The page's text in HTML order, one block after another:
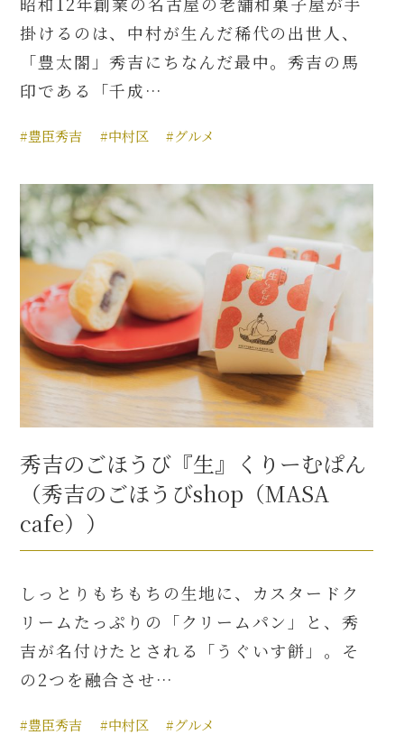
掛けるのは、中村が生んだ稀代の出世人、
「豊太閤」秀吉にちなんだ最中。秀吉の馬
印である「千成…
#豊臣秀吉 #中村区 #グルメ
秀吉のごほうび『生』くりーむぱん
（秀吉のごほうびshop（MASA
cafe））
しっとりもちもちの生地に、カスタードク
リームたっぷりの「クリームパン」と、秀
吉が名付けたとされる「うぐいす餅」。そ
の2つを融合させ…
#豊臣秀吉 #中村区 #グルメ